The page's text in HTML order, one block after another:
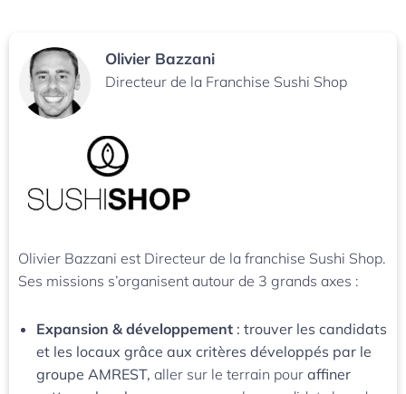
Olivier Bazzani
Directeur de la Franchise Sushi Shop
Olivier Bazzani est Directeur de la franchise Sushi Shop.
Ses missions s’organisent autour de 3 grands axes :
Expansion & développement : trouver les candidats
et les locaux grâce aux critères développés par le
groupe AMREST, aller sur le terrain pour affiner